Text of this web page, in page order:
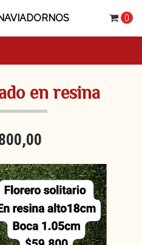
0
en resina